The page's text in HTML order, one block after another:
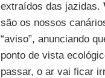
extraídos das jazidas.
são os nossos
“aviso”, anunciando
ponto de vista
passar, o ar vai ficar